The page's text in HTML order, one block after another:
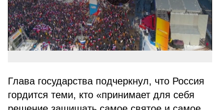
Глава государства подчеркнул, что Россия
гордится теми, кто «принимает для себя